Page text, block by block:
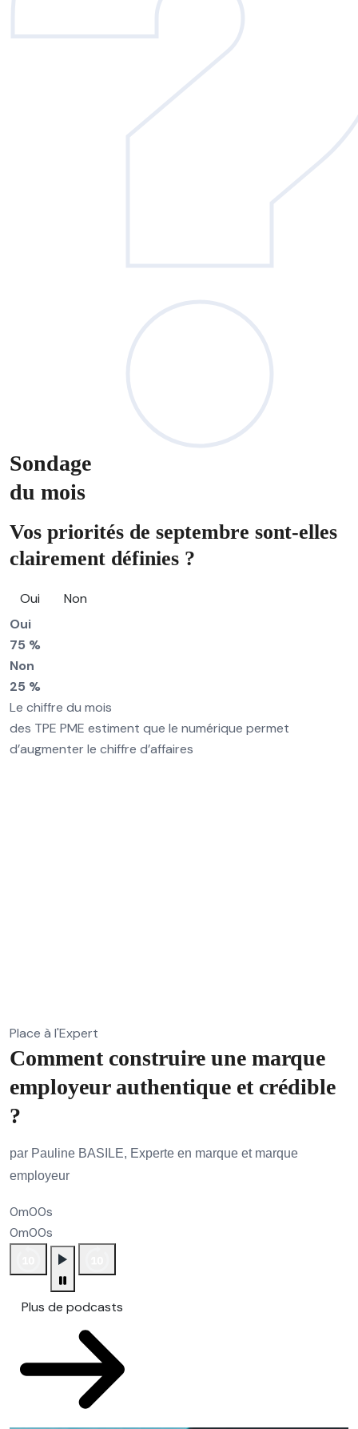
Sondage
du mois
Vos priorités de septembre sont-elles
clairement définies ?
Oui
Non
Oui
75 %
Non
25 %
Le chiffre du mois
des TPE PME estiment que le numérique permet
d’augmenter le chiffre d’affaires
Place à l'Expert
Comment construire une marque
employeur authentique et crédible
?
par Pauline BASILE, Experte en marque et marque
employeur
0m00s
0m00s
Plus de podcasts